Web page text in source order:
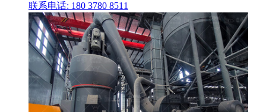
联系电话: 180 3780 8511